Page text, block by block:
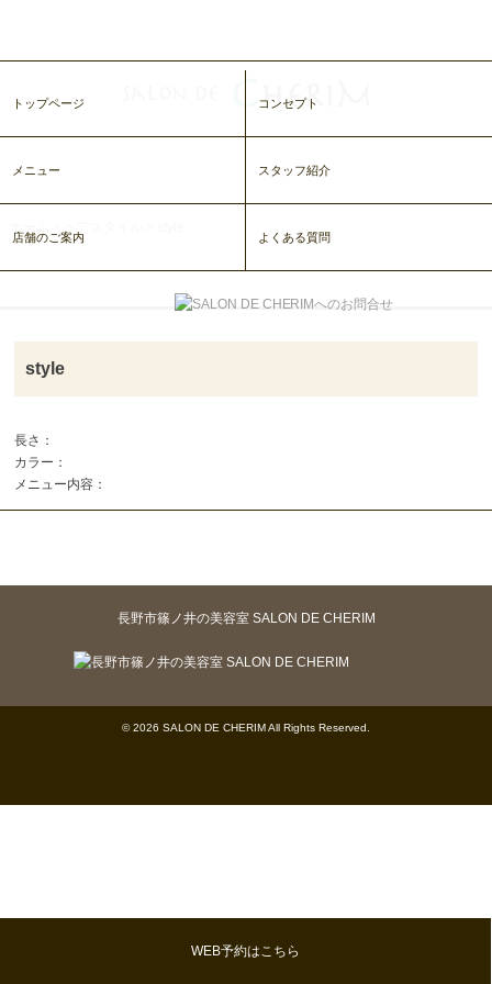
WEB予約はこちら
トップページ コンセプト
メニュー スタッフ紹介
店舗のご案内 よくある質問
ホーム ヘアスタイル
style
長さ：
カラー：
メニュー内容：
長野市篠ノ井の美容室 SALON DE CHERIM
© 2026 SALON DE CHERIM All Rights Reserved.